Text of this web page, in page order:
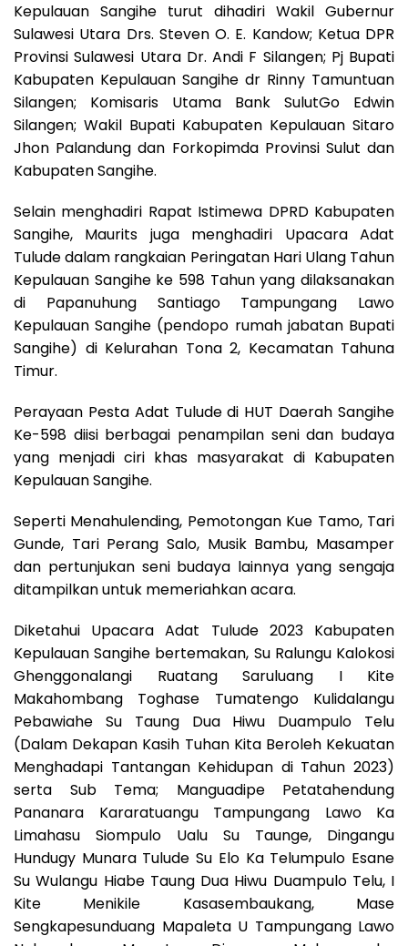
Kepulauan Sangihe turut dihadiri Wakil Gubernur
Sulawesi Utara Drs. Steven O. E. Kandow; Ketua DPR
Provinsi Sulawesi Utara Dr. Andi F Silangen; Pj Bupati
Kabupaten Kepulauan Sangihe dr Rinny Tamuntuan
Silangen; Komisaris Utama Bank SulutGo Edwin
Silangen; Wakil Bupati Kabupaten Kepulauan Sitaro
Jhon Palandung dan Forkopimda Provinsi Sulut dan
Kabupaten Sangihe.
Selain menghadiri Rapat Istimewa DPRD Kabupaten
Sangihe, Maurits juga menghadiri Upacara Adat
Tulude dalam rangkaian Peringatan Hari Ulang Tahun
Kepulauan Sangihe ke 598 Tahun yang dilaksanakan
di Papanuhung Santiago Tampungang Lawo
Kepulauan Sangihe (pendopo rumah jabatan Bupati
Sangihe) di Kelurahan Tona 2, Kecamatan Tahuna
Timur.
Perayaan Pesta Adat Tulude di HUT Daerah Sangihe
Ke-598 diisi berbagai penampilan seni dan budaya
yang menjadi ciri khas masyarakat di Kabupaten
Kepulauan Sangihe.
Seperti Menahulending, Pemotongan Kue Tamo, Tari
Gunde, Tari Perang Salo, Musik Bambu, Masamper
dan pertunjukan seni budaya lainnya yang sengaja
ditampilkan untuk memeriahkan acara.
Diketahui Upacara Adat Tulude 2023 Kabupaten
Kepulauan Sangihe bertemakan, Su Ralungu Kalokosi
Ghenggonalangi Ruatang Saruluang I Kite
Makahombang Toghase Tumatengo Kulidalangu
Pebawiahe Su Taung Dua Hiwu Duampulo Telu
(Dalam Dekapan Kasih Tuhan Kita Beroleh Kekuatan
Menghadapi Tantangan Kehidupan di Tahun 2023)
serta Sub Tema; Manguadipe Petatahendung
Pananara Kararatuangu Tampungang Lawo Ka
Limahasu Siompulo Ualu Su Taunge, Dingangu
Hundugy Munara Tulude Su Elo Ka Telumpulo Esane
Su Wulangu Hiabe Taung Dua Hiwu Duampulo Telu, I
Kite Menikile Kasasembaukang, Mase
Sengkapesunduang Mapaleta U Tampungang Lawo